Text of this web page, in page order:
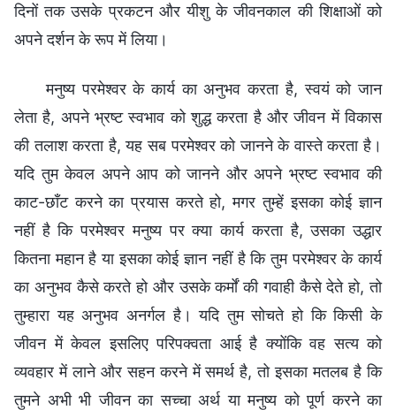
दिनों तक उसके प्रकटन और यीशु के जीवनकाल की शिक्षाओं को
अपने दर्शन के रूप में लिया।
मनुष्य परमेश्वर के कार्य का अनुभव करता है, स्वयं को जान
लेता है, अपने भ्रष्ट स्वभाव को शुद्ध करता है और जीवन में विकास
की तलाश करता है, यह सब परमेश्वर को जानने के वास्ते करता है।
यदि तुम केवल अपने आप को जानने और अपने भ्रष्ट स्वभाव की
काट-छाँट करने का प्रयास करते हो, मगर तुम्हें इसका कोई ज्ञान
नहीं है कि परमेश्वर मनुष्य पर क्या कार्य करता है, उसका उद्धार
कितना महान है या इसका कोई ज्ञान नहीं है कि तुम परमेश्वर के कार्य
का अनुभव कैसे करते हो और उसके कर्मों की गवाही कैसे देते हो, तो
तुम्हारा यह अनुभव अनर्गल है। यदि तुम सोचते हो कि किसी के
जीवन में केवल इसलिए परिपक्वता आई है क्योंकि वह सत्य को
व्यवहार में लाने और सहन करने में समर्थ है, तो इसका मतलब है कि
तुमने अभी भी जीवन का सच्चा अर्थ या मनुष्य को पूर्ण करने का